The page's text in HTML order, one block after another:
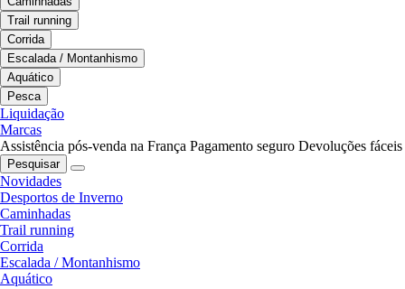
Trail running
Corrida
Escalada / Montanhismo
Aquático
Pesca
Liquidação
Marcas
Assistência pós-venda na França Pagamento seguro Devoluções fáceis
Pesquisar
Novidades
Desportos de Inverno
Caminhadas
Trail running
Corrida
Escalada / Montanhismo
Aquático